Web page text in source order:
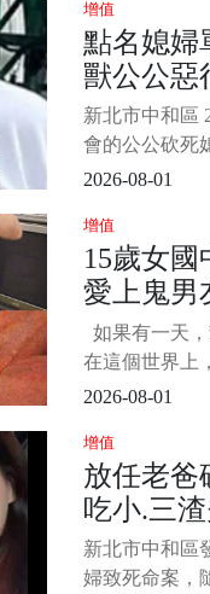
人體產生一系
轉移到全身各
體消瘦、無力
發熱以及嚴重
等。 1/5 &nbs
增值
點名媳婦
獸公公惡
痛揭她生
過...
新北市中和區
會的公公砍死
女店長獨自前
刀身亡。 死者
還原案發當天
姊親自來接小
布局的奪命陷
的是，檢警相
2026-08-01
增值
15歲女國
愛上鬼男
發！14
150字書
如果有一天
在這個世界上
不是被歹徒害
前在一個協尋
受關注，她已
在各方調查下
唯一的證物，
一封信，內容
2026-08-01
增值
放任老爸
吃小.三
最新行蹤
新北市中和區
婦致死命案，